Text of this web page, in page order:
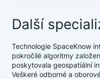
Další
Technologie SpaceKnow
pokročilé algoritmy
poskytovala geospatiální
Veškeré odborné a